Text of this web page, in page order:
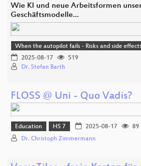
Wie KI und neue Arbeitsformen
Geschäftsmodelle…
When the autopilot fails - Risks and side
2025-08-17
519
Dr. Stefan Barth
FLOSS @ Uni - Quo Vadis?
Education HS 7 2025-08-17
89
Dr. Christoph Zimmermann